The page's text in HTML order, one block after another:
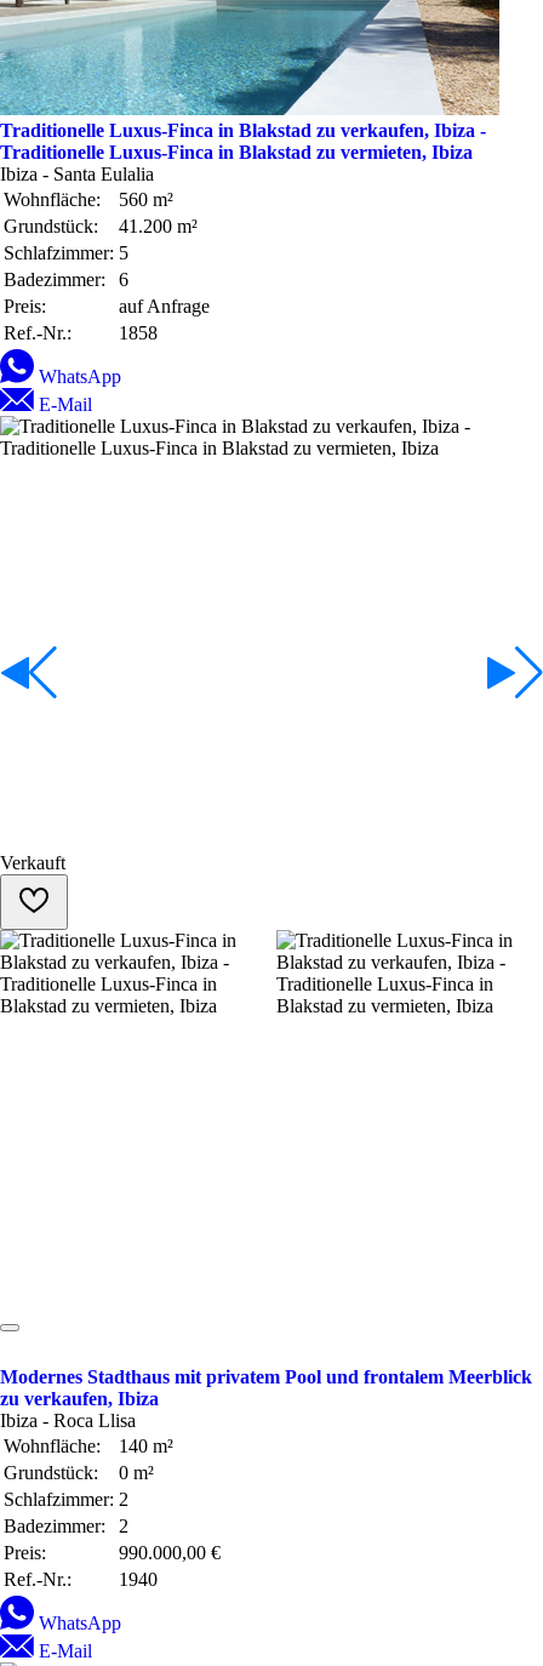
Traditionelle Luxus-Finca in Blakstad zu verkaufen, Ibiza -
Traditionelle Luxus-Finca in Blakstad zu vermieten, Ibiza
Ibiza - Santa Eulalia
Wohnfläche:
560 m²
Grundstück:
41.200 m²
Schlafzimmer: 5
Badezimmer:
6
Preis:
auf Anfrage
Ref.-Nr.:
1858
WhatsApp
E-Mail
Verkauft
Modernes Stadthaus mit privatem Pool und frontalem Meerblick
zu verkaufen, Ibiza
Ibiza - Roca Llisa
Wohnfläche:
140 m²
Grundstück:
0 m²
Schlafzimmer: 2
Badezimmer:
2
Preis:
990.000,00 €
Ref.-Nr.:
1940
WhatsApp
E-Mail